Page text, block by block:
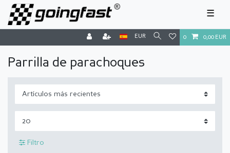
☰
EUR 0 0,00 EUR
Parrilla de parachoques
Filtro